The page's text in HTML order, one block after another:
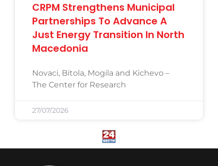
CRPM Strengthens Municipal
Partnerships To Advance A
Just Energy Transition In North
Macedonia
Novaci, Bitola, Mogila and Kichevo –
The Center for Research
27/07/2026